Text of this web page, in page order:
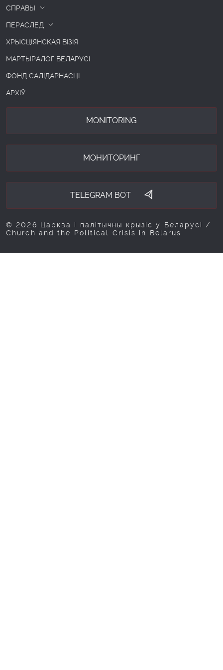
СПРАВЫ
ПЕРАСЛЕД
ХРЫСЦІЯНСКАЯ ВІЗІЯ
МАРТЫРАЛОГ БЕЛАРУСІ
ФОНД САЛІДАРНАСЦІ
АРХІЎ
MONITORING
МОНИТОРИНГ
TELEGRAM BOT
© 2026 Царква і палітычны крызіс у Беларусі /
Church and the Political Crisis in Belarus